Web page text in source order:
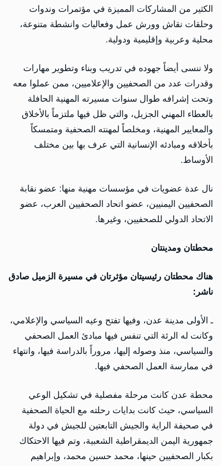
الكثير من المشاركات المميزة في مؤتمرات وندوات
وحلقات نقاش وورش عمل وفعاليات وانشطة متنوعة،
محلية وعربية وإقليمية ودولية.
ولا ننسى أيضاً جهوده في تدريب وبناء وتطوير مهارات
وقدرات عدد من الصحفيين والإعلاميين، ممن عملوا معه
وتحت إشرافه طوال سنوات مسيرته المهنية الحافلة
بالعطاء المهني الجزيل، والتي ظل فيها ملتزماً بالأخلاق
والمعايير المهنية، ومخلصاً لمهنته الصحفية ومتمسكاً
بأخلاقه ومبادئه الإنسانية التي عرف بها بين مختلف
الأوساط.
نال عدة عضويات في مؤسسات مهنية منها: عضو نقابة
الصحفيين اليمنيين، عضو اتحاد الصحفيين العرب، عضو
الاتحاد الدولي للصحفيين، وغيرها.
محطتان ومدينتان
هناك محطتان رئيسيتان مؤثرتان في مسيرة الزميل صادق
ناشر:
ـ الأولى مدينة عدن، وفيها تفتح وعيه السياسي والإعلامي،
وكانت له الرئة التي تنفس فيها مبادئ العمل الصحفي
والسياسي، منذ وصوله إليها، مروراً بالدراسة فيها، وانتهاء
في ممارسة العمل الصحفي فيها.
محطة عدن كانت مرحلة مفصلية في تشكيل الوعي
السياسي، حيث كانت بدايات رحلته مع الحياة الصحفية
في صحيفة الراية والجيش التابعتين للجيش في دولة
جمهورية اليمن الديمقراطية الشعبية، وتم فيها الاحتكاك
بكبار الصحفيين حينها، محمد حسين محمد، وإبراهيم